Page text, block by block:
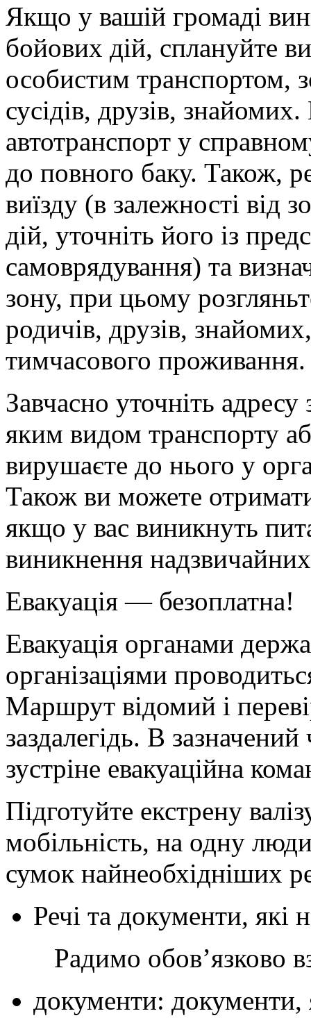
Якщо у вашій громаді
бойових дій, сплануйте
особистим транспортом,
сусідів, друзів,
автотранспорт у
до повного баку. Також,
виїзду (в залежності від
дій, уточніть його із
самоврядування) та
зону, при цьому
родичів, друзів,
тимчасового проживання.
Завчасно уточніть адресу
яким видом транспорту
вирушаєте до нього у
Також ви можете
якщо у вас виникнуть
виникнення
Евакуація — безоплатна!
Евакуація органами
організаціями
Маршрут відомий і
заздалегідь. В
зустріне евакуаційна
Підготуйте екстрену
мобільність, на одну
сумок найнеобхідніших
Речі та документи, які
Радимо обовʼязково
документи: документи,